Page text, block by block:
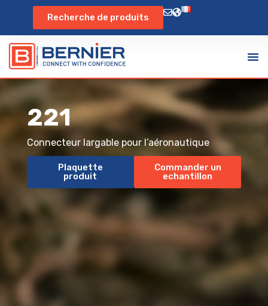
Recherche de produits
221
Connecteur largable pour l’aéronautique
Plaquette
produit
Commander un
echantillon